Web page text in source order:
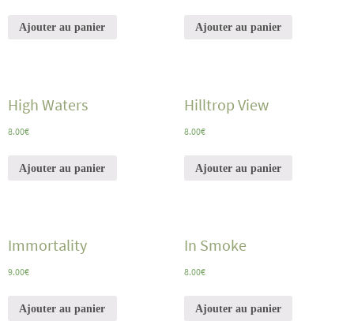
Ajouter au panier Ajouter au panier
High Waters
8.00€
Ajouter au panier
Hilltrop View
8.00€
Ajouter au panier
Immortality
9.00€
Ajouter au panier
In Smoke
8.00€
Ajouter au panier